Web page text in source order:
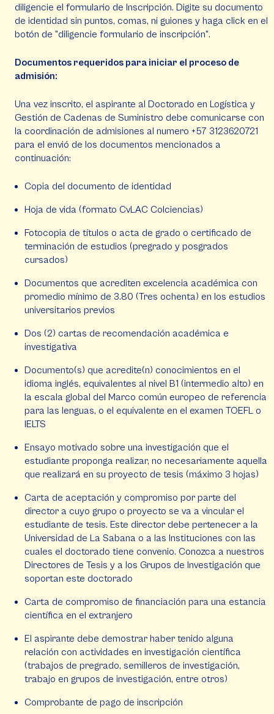
diligencie el formulario de Inscripción. Digite su documento
de identidad sin puntos, comas, ni guiones y haga click en el
botón de "diligencie formulario de inscripción".
Documentos requeridos para iniciar el proceso de
admisión:
Una vez inscrito, el aspirante al Doctorado en Logística y
Gestión de Cadenas de Suministro debe comunicarse con
la coordinación de admisiones al numero +57 3123620721
para el envió de los documentos mencionados a
continuación:
Copia del documento de identidad
Hoja de vida (formato CvLAC Colciencias)
Fotocopia de títulos o acta de grado o certificado de
terminación de estudios (pregrado y posgrados
cursados)
Documentos que acrediten excelencia académica con
promedio mínimo de 3.80 (Tres ochenta) en los estudios
universitarios previos
Dos (2) cartas de recomendación académica e
investigativa
Documento(s) que acredite(n) conocimientos en el
idioma inglés, equivalentes al nivel B1 (intermedio alto) en
la escala global del Marco común europeo de referencia
para las lenguas, o el equivalente en el examen TOEFL o
IELTS
Ensayo motivado sobre una investigación que el
estudiante proponga realizar, no necesariamente aquella
que realizará en su proyecto de tesis (máximo 3 hojas)
Carta de aceptación y compromiso por parte del
director a cuyo grupo o proyecto se va a vincular el
estudiante de tesis. Este director debe pertenecer a la
Universidad de La Sabana o a las Instituciones con las
cuales el doctorado tiene convenio. Conozca a nuestros
Directores de Tesis y a los Grupos de Investigación que
soportan este doctorado
Carta de compromiso de financiación para una estancia
científica en el extranjero
El aspirante debe demostrar haber tenido alguna
relación con actividades en investigación científica
(trabajos de pregrado, semilleros de investigación,
trabajo en grupos de investigación, entre otros)
Comprobante de pago de inscripción